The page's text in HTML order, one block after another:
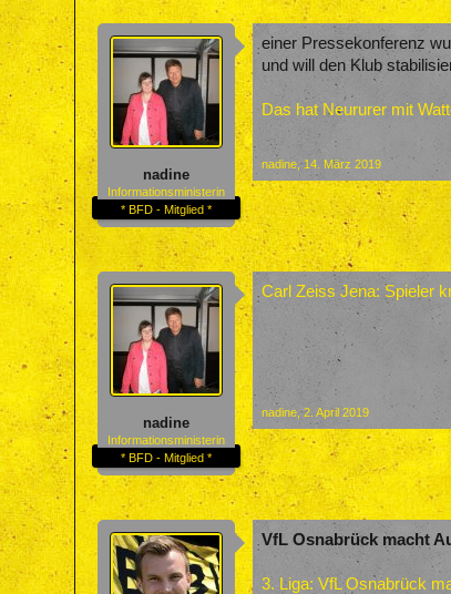
nadine
Informationsministerin
* BFD - Mitglied *
einer Pressekonferenz
und will den Klub
Das hat Neururer mit
nadine , 14. März 2019
nadine
Informationsministerin
* BFD - Mitglied *
Carl Zeiss Jena: Spieler
nadine , 2. April 2019
VfL Osnabrück macht
3. Liga: VfL Osnabrück